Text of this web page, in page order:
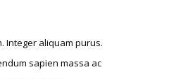
Integer aliquam purus.
sapien massa ac